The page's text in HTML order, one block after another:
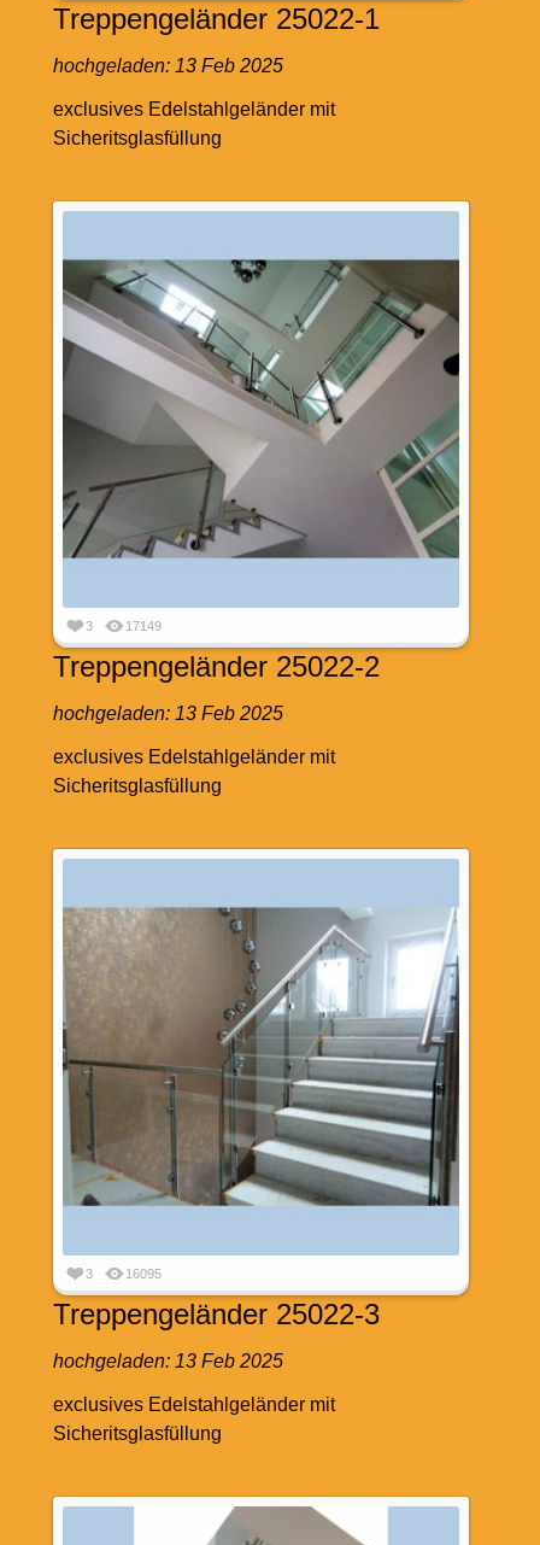
Treppengeländer 25022-1
hochgeladen: 13 Feb 2025
exclusives Edelstahlgeländer mit
Sicheritsglasfüllung
3 17149
Treppengeländer 25022-2
hochgeladen: 13 Feb 2025
exclusives Edelstahlgeländer mit
Sicheritsglasfüllung
3 16095
Treppengeländer 25022-3
hochgeladen: 13 Feb 2025
exclusives Edelstahlgeländer mit
Sicheritsglasfüllung